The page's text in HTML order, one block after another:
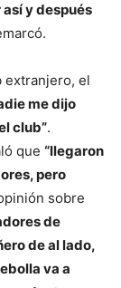
y después
extranjero, el
me dijo
club”.
que “llegaron
pero
sobre
de
de al lado,
va a